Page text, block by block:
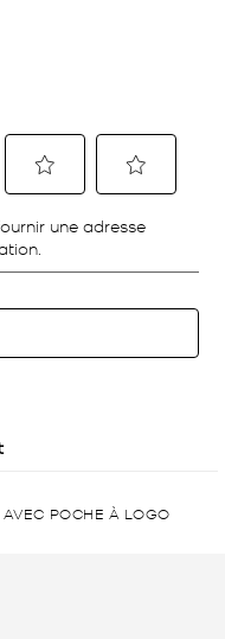
POCHE À LOGO